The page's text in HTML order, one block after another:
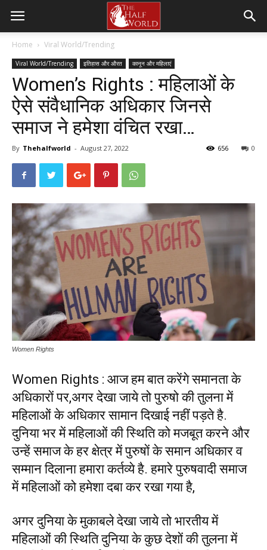
Home Viral World/Trending
Viral World/Trending इतिहास और औरत कानून और महिलाएं
Women’s Rights : महिलाओं के
ऐसे संवैधानिक अधिकार जिनसे
समाज ने हमेशा वंचित रखा…
By Thehalfworld - August 27, 2022 0
656
Women Rights
Women Rights : आज हम बात करेंगे समानता के
अधिकारों पर,अगर देखा जाये तो पुरुषो की तुलना में
महिलाओं के अधिकार सामान दिखाई नहीं पड़ते है.
दुनिया भर में महिलाओं की स्थिति को मजबूत करने और
उन्हें समाज के हर क्षेत्र में पुरुषों के समान अधिकार व
सम्मान दिलाना हमारा कर्तव्ये है. हमारे पुरुषवादी समाज
में महिलाओं को हमेशा दबा कर रखा गया है,
अगर दुनिया के मुकाबले देखा जाये तो भारतीय में
महिलाओं की स्थिति दुनिया के कुछ देशों की तुलना में